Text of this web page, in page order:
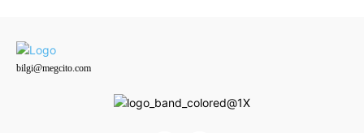
bilgi@megcito.com